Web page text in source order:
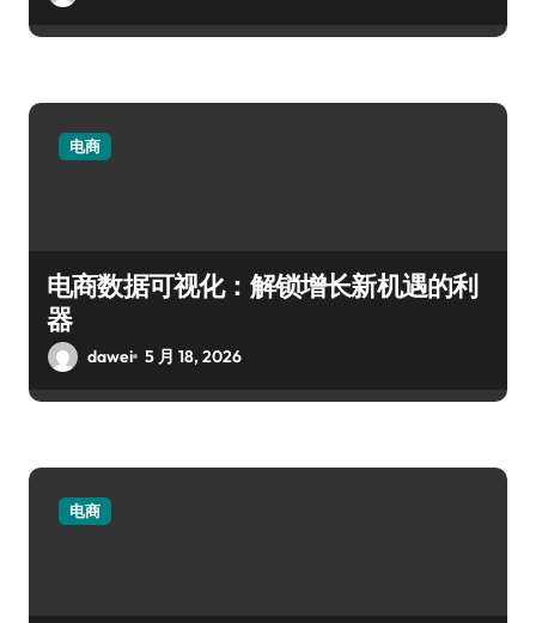
电商
电商数据可视化：解锁增长新机遇的利
器
dawei 5 月 18, 2026
电商